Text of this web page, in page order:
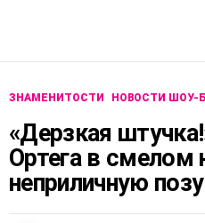
ЗНАМЕНИТОСТИ НОВОСТИ ШОУ-
«Дерзкая
Ортега в смелом
неприличную позу